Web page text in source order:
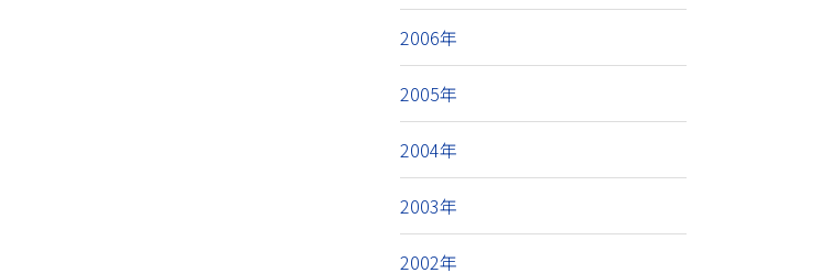
2006年
2005年
2004年
2003年
2002年